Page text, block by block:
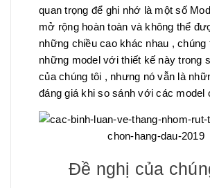
quan trọng để ghi nhớ là một số
mở rộng hoàn toàn và không thể
những chiều cao khác nhau , chúng
những model với thiết kế này trong
của chúng tôi , nhưng nó vẫn là
đáng giá khi so sánh với các model
Đề nghị của